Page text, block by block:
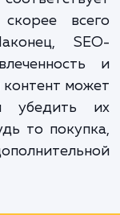
как
сайт
его
вторых,
скорее